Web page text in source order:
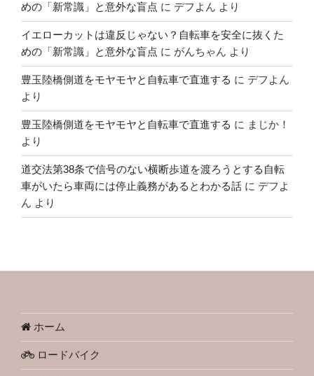
めの「新常識」と意外な盲点 に デフよん より
イエローカットは違反じゃない？自転車を安全に抜くた
めの「新常識」と意外な盲点 に がんちゃん より
豊玉陸橋側道をモヤモヤと自転車で直進する に デフよん
より
豊玉陸橋側道をモヤモヤと自転車で直進する に まじか！
より
道交法第38条で信号のない横断歩道を渡ろうとする自転
車がいたら車両には停止義務があるとわかる話 に デフよ
ん より
ホーム
ロードバイク